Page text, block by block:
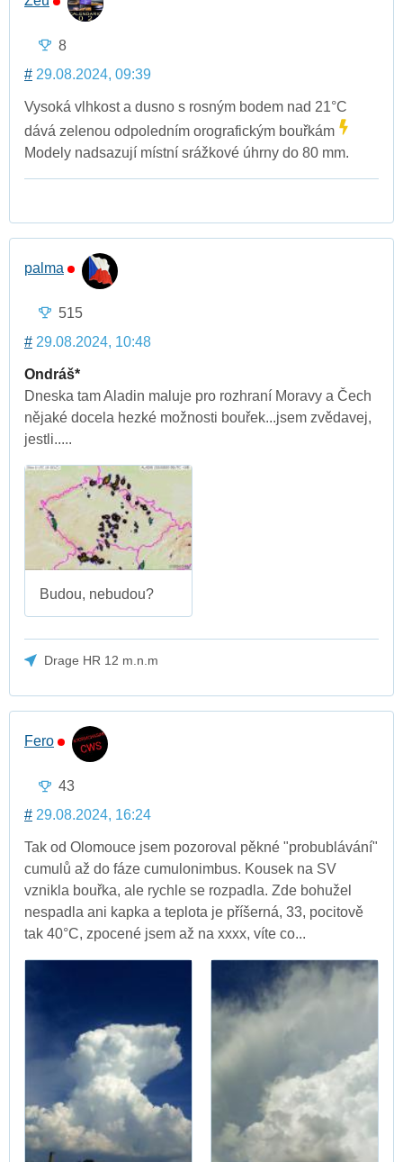
8
# 29.08.2024, 09:39
Vysoká vlhkost a dusno s rosným bodem nad 21°C
dává zelenou odpoledním orografickým bouřkám
Modely nadsazují místní srážkové úhrny do 80 mm.
palma
515
# 29.08.2024, 10:48
Ondráš*
Dneska tam Aladin maluje pro rozhraní Moravy a Čech
nějaké docela hezké možnosti bouřek...jsem zvědavej,
jestli.....
Budou, nebudou?
Drage HR 12 m.n.m
Fero
43
# 29.08.2024, 16:24
Tak od Olomouce jsem pozoroval pěkné "probublávání"
cumulů až do fáze cumulonimbus. Kousek na SV
vznikla bouřka, ale rychle se rozpadla. Zde bohužel
nespadla ani kapka a teplota je příšerná, 33, pocitově
tak 40°C, zpocené jsem až na xxxx, víte co...